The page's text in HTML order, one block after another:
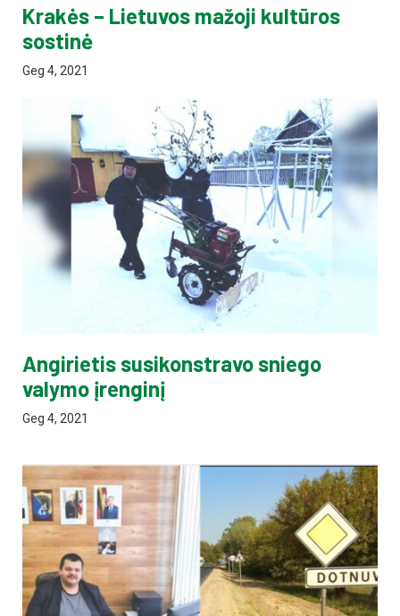
Krakės – Lietuvos mažoji kultūros
sostinė
Geg 4, 2021
Angirietis susikonstravo sniego
valymo įrenginį
Geg 4, 2021